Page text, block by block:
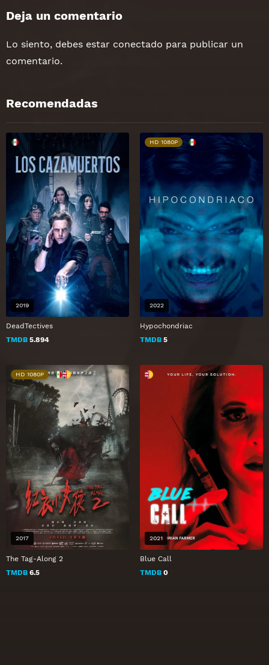
Deja un comentario
Lo siento, debes estar conectado para publicar un
comentario.
Recomendadas
DeadTectives
TMDB 5.894
2019
Hypochondriac
TMDB 5
HD 1080P
2022
The Tag-Along 2
TMDB 6.5
HD 1080P
2017
Blue Call
TMDB 0
2021